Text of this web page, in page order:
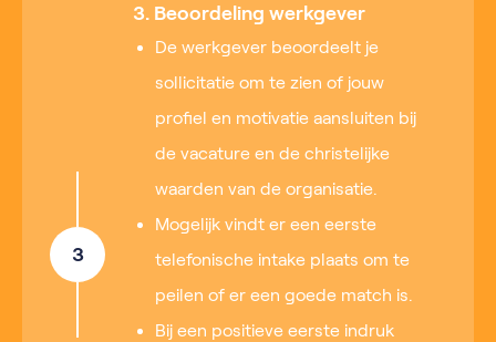
3
3. Beoordeling werkgever
De werkgever beoordeelt je
sollicitatie om te zien of jouw
profiel en motivatie aansluiten bij
de vacature en de christelijke
waarden van de organisatie.
Mogelijk vindt er een eerste
telefonische intake plaats om te
peilen of er een goede match is.
Bij een positieve eerste indruk